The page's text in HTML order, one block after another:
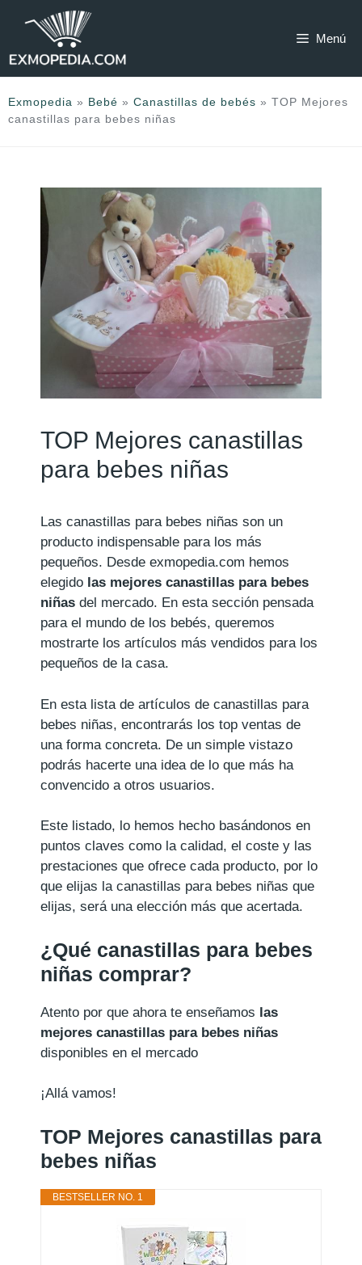
Menú
Exmopedia » Bebé » Canastillas de bebés » TOP Mejores
canastillas para bebes niñas
TOP Mejores canastillas
para bebes niñas
Las canastillas para bebes niñas son un
producto indispensable para los más
pequeños. Desde exmopedia.com hemos
elegido las mejores canastillas para bebes
niñas del mercado. En esta sección pensada
para el mundo de los bebés, queremos
mostrarte los artículos más vendidos para los
pequeños de la casa.
En esta lista de artículos de canastillas para
bebes niñas, encontrarás los top ventas de
una forma concreta. De un simple vistazo
podrás hacerte una idea de lo que más ha
convencido a otros usuarios.
Este listado, lo hemos hecho basándonos en
puntos claves como la calidad, el coste y las
prestaciones que ofrece cada producto, por lo
que elijas la canastillas para bebes niñas que
elijas, será una elección más que acertada.
¿Qué canastillas para bebes
niñas comprar?
Atento por que ahora te enseñamos las
mejores canastillas para bebes niñas
disponibles en el mercado
¡Allá vamos!
TOP Mejores canastillas para
bebes niñas
BESTSELLER NO. 1